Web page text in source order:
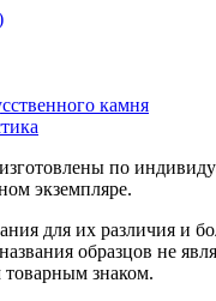
камня
по
экземпляре.
для их различия и
образцов не
товарным знаком.